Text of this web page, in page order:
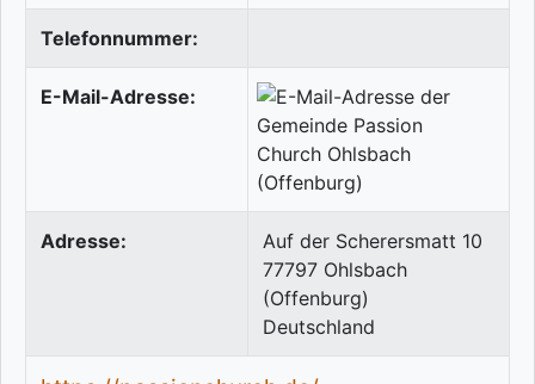
Telefonnummer:
E-Mail-Adresse:
Adresse:
Auf der Scherersmatt 10
77797 Ohlsbach
(Offenburg)
Deutschland